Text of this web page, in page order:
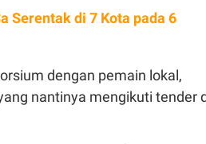
Serentak di 7 Kota pada 6
dengan pemain lokal,
nantinya mengikuti tender